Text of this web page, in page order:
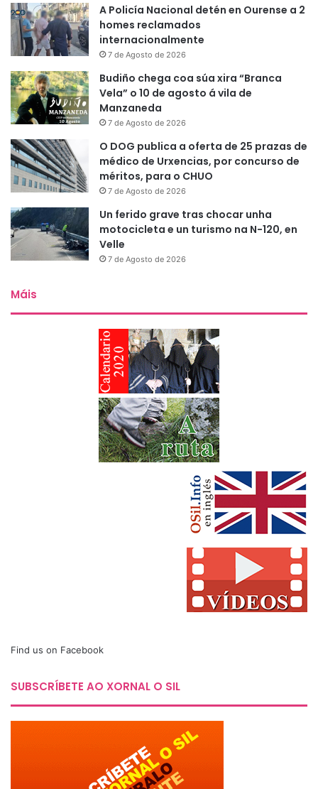
A Policía Nacional detén en Ourense a 2
homes reclamados
internacionalmente
7 de Agosto de 2026
Budiño chega coa súa xira “Branca
Vela” o 10 de agosto á vila de
Manzaneda
7 de Agosto de 2026
O DOG publica a oferta de 25 prazas de
médico de Urxencias, por concurso de
méritos, para o CHUO
7 de Agosto de 2026
Un ferido grave tras chocar unha
motocicleta e un turismo na N-120, en
Velle
7 de Agosto de 2026
Máis
Find us on Facebook
SUBSCRÍBETE AO XORNAL O SIL